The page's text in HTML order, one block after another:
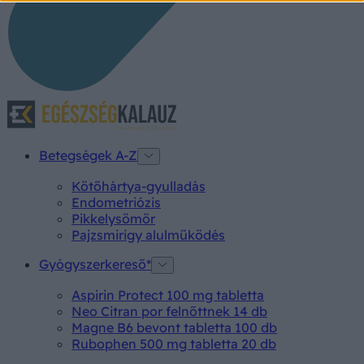
Betegségek A-Z
Kötőhártya-gyulladás
Endometriózis
Pikkelysömör
Pajzsmirigy alulműködés
Gyógyszerkereső*
Aspirin Protect 100 mg tabletta
Neo Citran por felnőttnek 14 db
Magne B6 bevont tabletta 100 db
Rubophen 500 mg tabletta 20 db